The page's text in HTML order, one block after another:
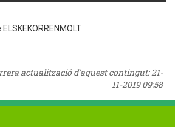
actualització d'aquest contingut:21-
11-2019 09:58